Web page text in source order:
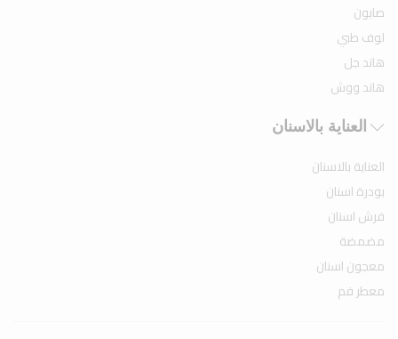
صابون
لوف طبي
هاند جل
هاند ووش
العناية بالاسنان
العناية بالاسنان
بودرة اسنان
فرش اسنان
مضمضة
معجون اسنان
معطر فم